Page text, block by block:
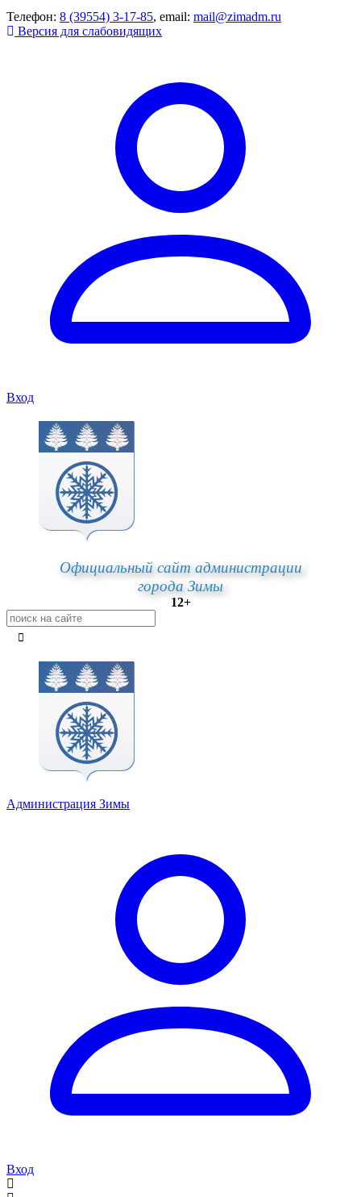
Телефон: 8 (39554) 3-17-85, email: mail@zimadm.ru
Версия для слабовидящих
Вход
Официальный сайт администрации
города Зимы
12+
Администрация Зимы
Вход